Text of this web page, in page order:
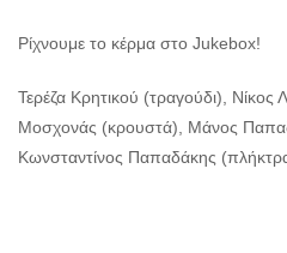
Ρίχνουμε το κέρμα στο Jukebox!
Τερέζα Κρητικού (τραγούδι), Νίκος
Μοσχονάς (κρουστά), Μάνος
Κωνσταντίνος Παπαδάκης